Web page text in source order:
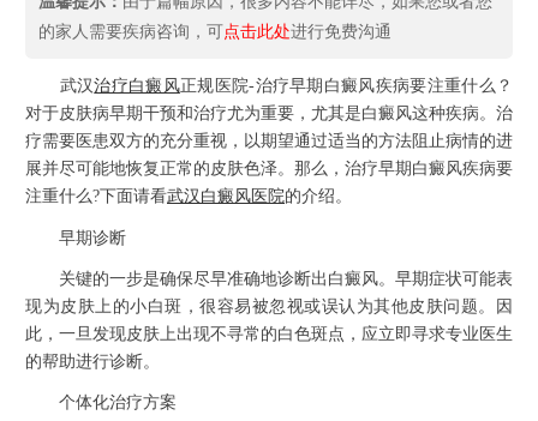
的家人需要疾病咨询，可点击此处进行免费沟通
武汉治疗白癜风正规医院-治疗早期白癜风疾病要注重什么？
对于皮肤病早期干预和治疗尤为重要，尤其是白癜风这种疾病。治
疗需要医患双方的充分重视，以期望通过适当的方法阻止病情的进
展并尽可能地恢复正常的皮肤色泽。那么，治疗早期白癜风疾病要
注重什么?下面请看武汉白癜风医院的介绍。
早期诊断
关键的一步是确保尽早准确地诊断出白癜风。早期症状可能表
现为皮肤上的小白斑，很容易被忽视或误认为其他皮肤问题。因
此，一旦发现皮肤上出现不寻常的白色斑点，应立即寻求专业医生
的帮助进行诊断。
个体化治疗方案